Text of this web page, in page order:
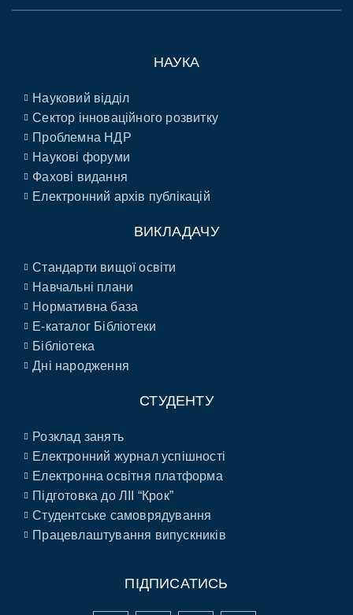
НАУКА
Науковий відділ
Сектор інноваційного розвитку
Проблемна НДР
Наукові форуми
Фахові видання
Електронний архів публікацій
ВИКЛАДАЧУ
Стандарти вищої освіти
Навчальні плани
Нормативна база
E-каталог Бібліотеки
Бібліотека
Дні народження
СТУДЕНТУ
Розклад занять
Електронний журнал успішності
Електронна освітня платформа
Підготовка до ЛІІ “Крок”
Студентське самоврядування
Працевлаштування випускників
ПІДПИСАТИСЬ